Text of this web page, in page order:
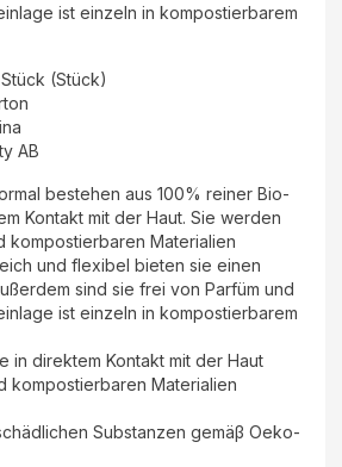
ist einzeln in kompostierbarem
(Stück)
AB
bestehen aus 100% reiner Bio-
Kontakt mit der Haut. Sie werden
kompostierbaren Materialien
und flexibel bieten sie einen
sind sie frei von Parfüm und
ist einzeln in kompostierbarem
in direktem Kontakt mit der Haut
kompostierbaren Materialien
Substanzen gemäβ Oeko-